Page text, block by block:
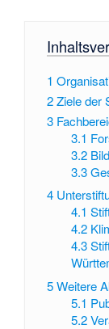
1
2Ziele der
3
3.1
3.2
3.3
4
4.1
4.2
4.3
5Weitere
5.1
5.2